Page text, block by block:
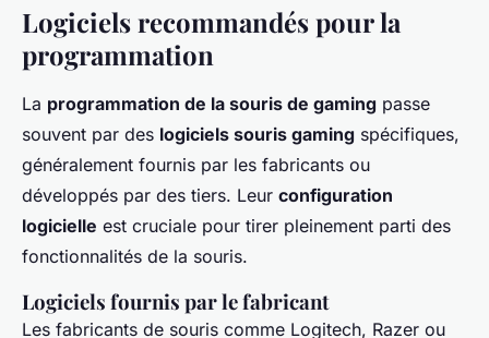
Logiciels recommandés pour la
programmation
La programmation de la souris de gaming passe
souvent par des logiciels souris gaming spécifiques,
généralement fournis par les fabricants ou
développés par des tiers. Leur configuration
logicielle est cruciale pour tirer pleinement parti des
fonctionnalités de la souris.
Logiciels fournis par le fabricant
Les fabricants de souris comme Logitech, Razer ou